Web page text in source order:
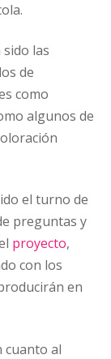
las
de
como
algunos de
el turno de
preguntas y
proyecto,
con los
en
cuanto al